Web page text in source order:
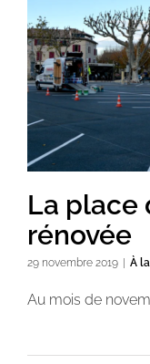
La place
rénovée
29 novembre 2019 À
Au mois de